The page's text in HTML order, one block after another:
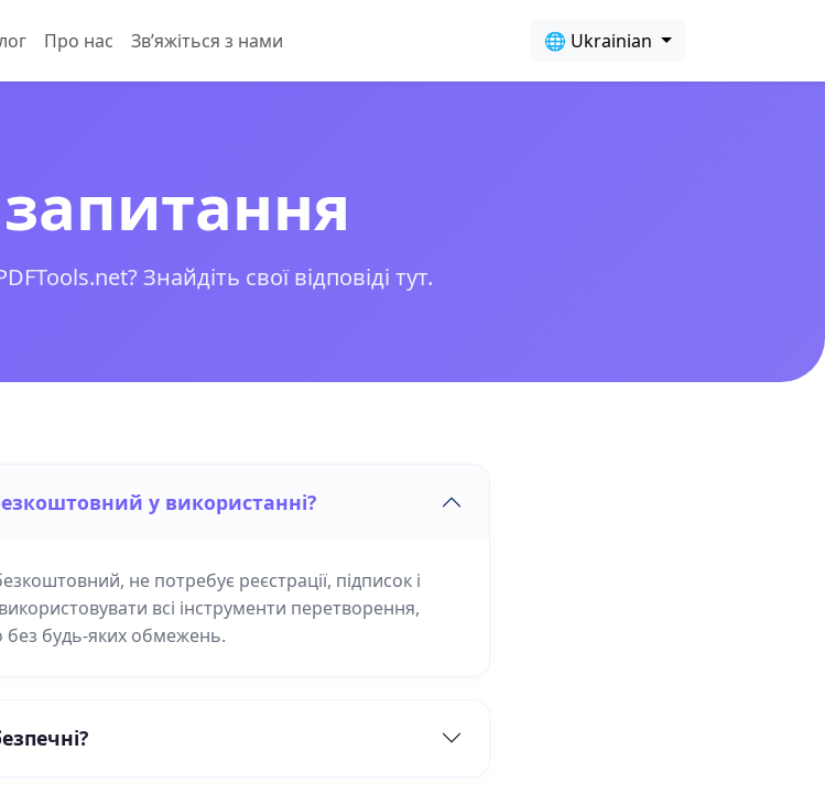
Про нас Звʼяжіться з нами 🌐 Ukrainian
запитання
Знайдіть свої відповіді тут.
у використанні?
не потребує реєстрації, підписок і
всі інструменти перетворення,
без будь-яких обмежень.